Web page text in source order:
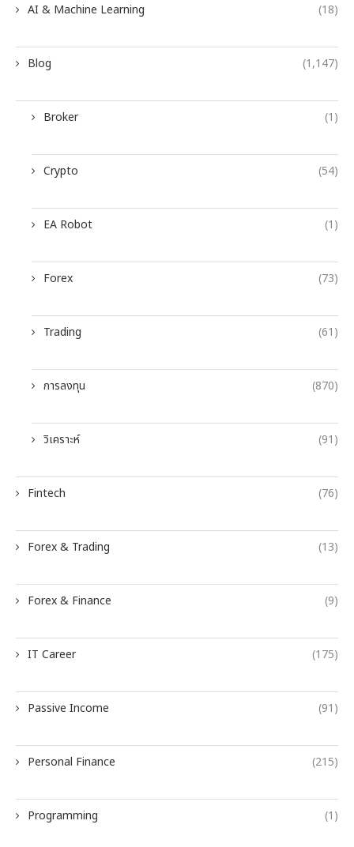
AI & Machine Learning (18)
Blog (1,147)
Broker (1)
Crypto (54)
EA Robot (1)
Forex (73)
Trading (61)
การลงทุน (870)
วิเคราะห์ (91)
Fintech (76)
Forex & Trading (13)
Forex & Finance (9)
IT Career (175)
Passive Income (91)
Personal Finance (215)
Programming (1)